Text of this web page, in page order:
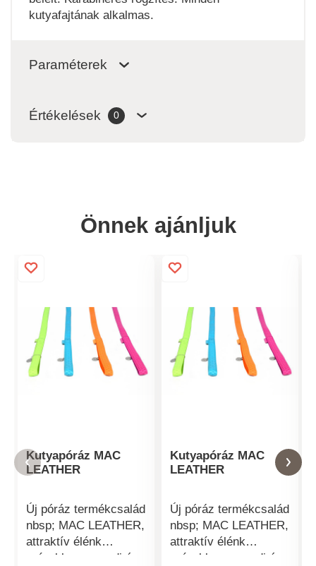
kutyafajtának alkalmas.
Paraméterek
Értékelések 0
Önnek ajánljuk
Kutyapóráz MAC
LEATHER
Új póráz termékcsalád
nbsp; MAC LEATHER,
attraktív élénk
színekben, egyedi és
Kutyapóráz MAC
LEATHER
Új póráz termékcsalád
nbsp; MAC LEATHER,
attraktív élénk
színekben, egyedi és